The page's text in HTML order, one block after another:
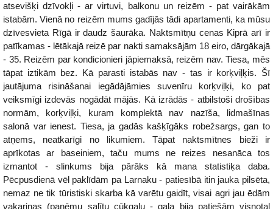
atsevišķi dzīvokļi - ar virtuvi, balkonu un reizēm - pat vairākām
istabām. Vienā no reizēm mums gadījās tādi apartamenti, ka mūsu
dzīvesvieta Rīgā ir daudz šaurāka. Naktsmītņu cenas Kiprā arī ir
patīkamas - lētākajā reizē par nakti samaksājām 18 eiro, dārgākajā
- 35. Reizēm par kondicionieri jāpiemaksā, reizēm nav. Tiesa, mēs
tāpat iztikām bez. Kā parasti istabās nav - tas ir korķviļķis. Šī
jautājuma risināšanai iegādājāmies suvenīru korķviļķi, ko pat
veiksmīgi izdevās nogādāt mājās. Kā izrādās - atbilstoši drošības
normām, korķviļķi, kuram komplektā nav nazīša, lidmašīnas
salonā var ienest. Tiesa, ja gadās kašķīgāks robežsargs, gan to
atņems, neatkarīgi no likumiem. Tāpat naktsmītnes bieži ir
aprīkotas ar baseiniem, taču mums ne reizes nesanāca tos
izmantot - slinkums bija pārāks kā mana statistiķa daba.
Pēcpusdienā vēl paklīdām pa Larnaku - patiesībā itin jauka pilsēta,
nemaz ne tik tūristiski skarba kā varētu gaidīt, visai agri jau ēdām
vakariņas (paņēmu salītu cūkgaļu - gaļa bija patiešām visnotaļ